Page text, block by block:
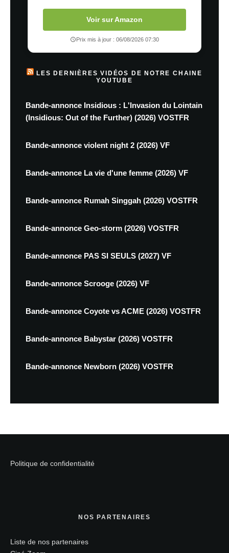
Voir sur Amazon
Prix mis à jour : 06/08/2026 07:30
LES DERNIÈRES VIDÉOS DE NOTRE CHAINE
YOUTUBE
Bande-annonce Insidious : L'Invasion du Lointain
(Insidious: Out of the Further) (2026) VOSTFR
Bande-annonce violent night 2 (2026) VF
Bande-annonce La vie d'une femme (2026) VF
Bande-annonce Rumah Singgah (2026) VOSTFR
Bande-annonce Geo-storm (2026) VOSTFR
Bande-annonce PAS SI SEULS (2027) VF
Bande-annonce Scrooge (2026) VF
Bande-annonce Coyote vs ACME (2026) VOSTFR
Bande-annonce Babystar (2026) VOSTFR
Bande-annonce Newborn (2026) VOSTFR
Politique de confidentialité
NOS PARTENAIRES
Liste de nos partenaires